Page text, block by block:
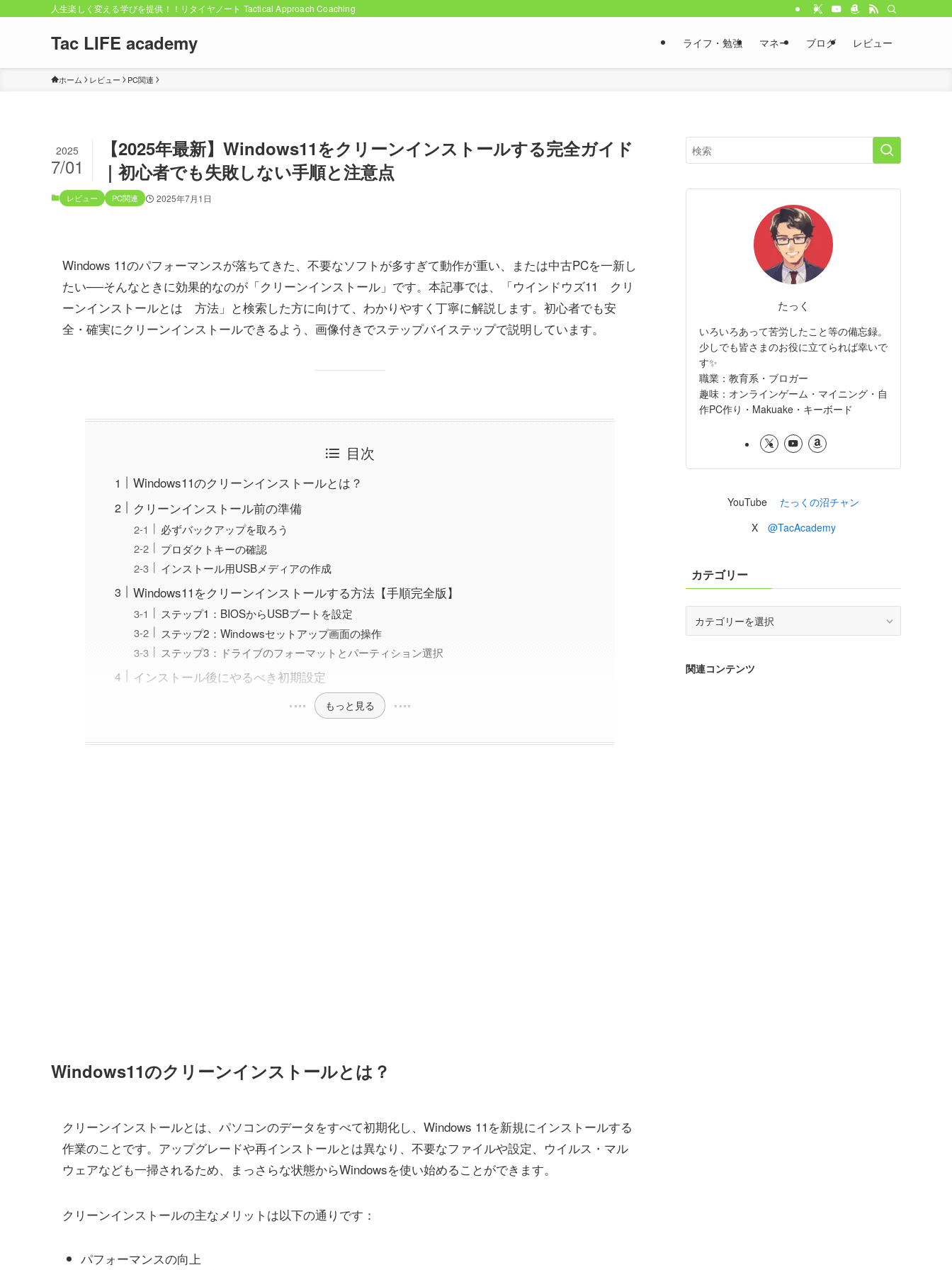
人生楽しく変える学びを提供！！リタイヤノート Tactical Approach Coaching
Tac LIFE academy ライフ・勉強 マネー ブログ レビュー
ホーム レビュー PC関連
【2025年最新】Windows11をクリーンインストールする完全ガイド
｜初心者でも失敗しない手順と注意点
2025
7/01
レビュー PC関連 2025年7月1日
Windows 11のパフォーマンスが落ちてきた、不要なソフトが多すぎて動作が重い、または中古PCを一新し
たい──そんなときに効果的なのが「クリーンインストール」です。本記事では、「ウインドウズ11 クリ
ーンインストールとは 方法」と検索した方に向けて、わかりやすく丁寧に解説します。初心者でも安
全・確実にクリーンインストールできるよう、画像付きでステップバイステップで説明しています。
目次
Windows11のクリーンインストールとは？
クリーンインストール前の準備
必ずバックアップを取ろう
プロダクトキーの確認
インストール用USBメディアの作成
Windows11をクリーンインストールする方法【手順完全版】
ステップ1：BIOSからUSBブートを設定
ステップ2：Windowsセットアップ画面の操作
ステップ3：ドライブのフォーマットとパーティション選択
インストール後にやるべき初期設定
もっと見る
Windows11のクリーンインストールとは？
クリーンインストールとは、パソコンのデータをすべて初期化し、Windows 11を新規にインストールする
作業のことです。アップグレードや再インストールとは異なり、不要なファイルや設定、ウイルス・マル
ウェアなども一掃されるため、まっさらな状態からWindowsを使い始めることができます。
クリーンインストールの主なメリットは以下の通りです：
パフォーマンスの向上
たっく
いろいろあって苦労したこと等の備忘録。
少しでも皆さまのお役に立てられば幸いで
す✨
職業：教育系・ブロガー
趣味：オンラインゲーム・マイニング・自
作PC作り・Makuake・キーボード
YouTube たっくの沼チャン
X @TacAcademy
カテゴリー
ー
関連コンテンツ